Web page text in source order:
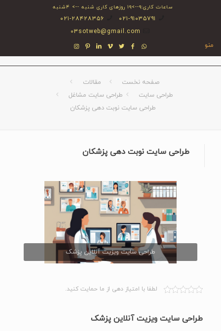
ساعات کاری:۹-->۱۹ روزهای کاری شنبه --> ۴شنبه
۰۲۱-۹۱۰۳۵۷۹۱
۰۲۱-۲۸۴۲۸۳۵۶
03sotweb@gmail.com
منو
صفحه نخست
مقالات
طراحی سایت
طراحی سایت مشاغل
طراحی سایت نوبت دهی پزشکان
طراحی سایت نوبت دهی پزشکان
طراحی سایت ویزیت آنلاین پزشک
لطفا با امتیاز دهی از ما حمایت کنید.
طراحی سایت ویزیت آنلاین پزشک